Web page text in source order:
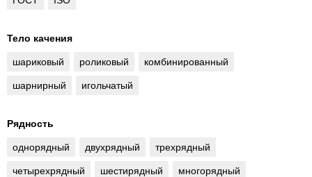
Тело качения
шариковый роликовый комбинированный
шарнирный игольчатый
Рядность
однорядный двухрядный трехрядный
четырехрядный шестирядный многорядный